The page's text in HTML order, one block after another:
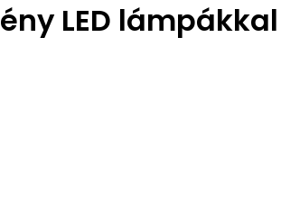
LED lámpákkal